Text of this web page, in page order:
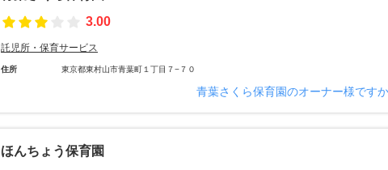
3.00
託児所・保育サービス
住所 東京都東村山市青葉町１丁目７−７０
青葉さくら保育園のオーナー様です
ほんちょう保育園